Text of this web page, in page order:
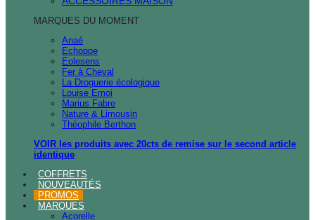
MARQUES DU MOMENT
Anaé
Echoppe
Eolesens
Fer à Cheval
La Droguerie écologique
Louise Emoi
Marius Fabre
Nature & Limousin
Théophile Berthon
VOIR les produits avec 20cts de remise sur le second article
identique
COFFRETS
NOUVEAUTÉS
PROMOS
MARQUES
Acorelle